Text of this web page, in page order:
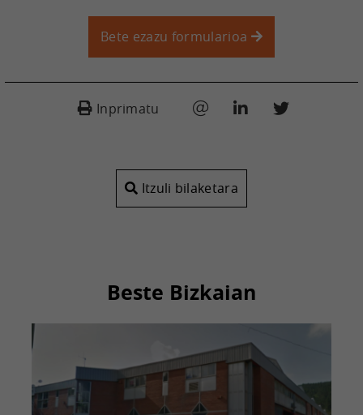
Bete ezazu formularioa
Inprimatu
Itzuli bilaketara
Beste Bizkaian